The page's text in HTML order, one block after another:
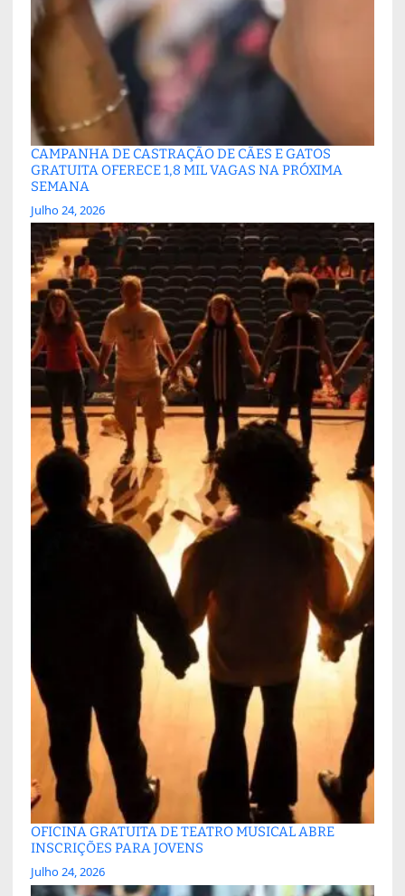
CAMPANHA DE CASTRAÇÃO DE CÃES E GATOS
GRATUITA OFERECE 1,8 MIL VAGAS NA PRÓXIMA
SEMANA
Julho 24, 2026
OFICINA GRATUITA DE TEATRO MUSICAL ABRE
INSCRIÇÕES PARA JOVENS
Julho 24, 2026